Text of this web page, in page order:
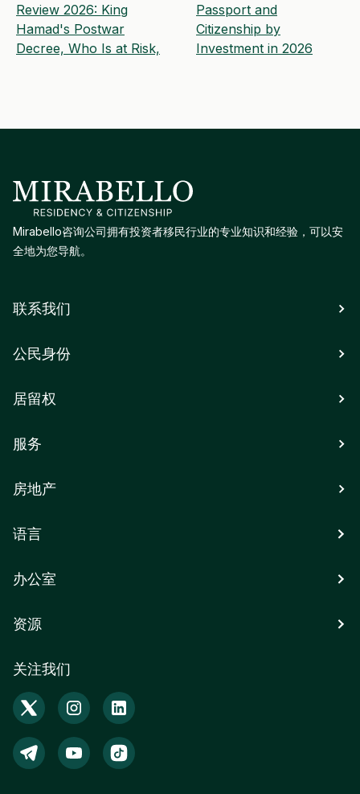
Review 2026: King
Hamad's Postwar
Decree, Who Is at Risk,
Passport and
Citizenship by
Investment in 2026
Mirabello咨询公司拥有投资者移民行业的专业知识和经验，可以安
全地为您导航。
联系我们
公民身份
居留权
服务
房地产
语言
关注我们
办公室
资源